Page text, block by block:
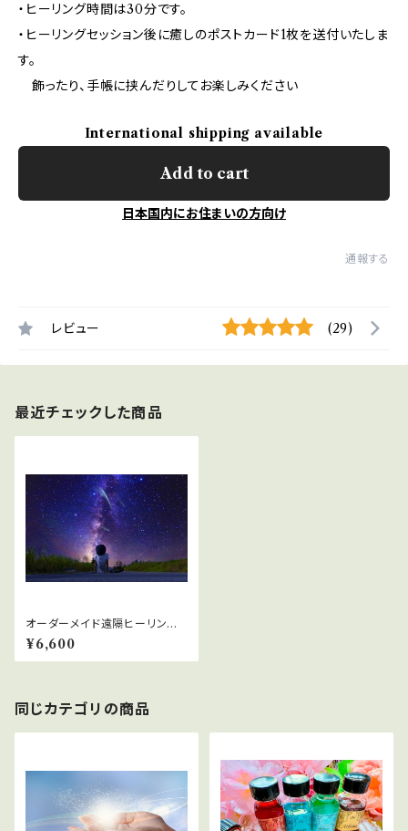
・ヒーリング時間は30分です。
・ヒーリングセッション後に癒しのポストカード1枚を送付いたしま
す。
飾ったり、手帳に挟んだりしてお楽しみください
International shipping available
Add to cart
日本国内にお住まいの方向け
通報する
レビュー (29)
最近チェックした商品
オーダーメイド遠隔ヒーリング
【60分】
¥6,600
同じカテゴリの商品